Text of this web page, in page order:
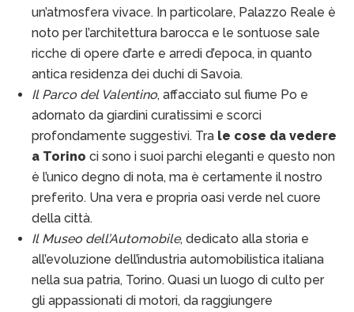
un’atmosfera vivace. In particolare, Palazzo Reale è
noto per l’architettura barocca e le sontuose sale
ricche di opere d’arte e arredi d’epoca, in quanto
antica residenza dei duchi di Savoia.
Il Parco del Valentino, affacciato sul fiume Po e
adornato da giardini curatissimi e scorci
profondamente suggestivi. Tra le cose da vedere
a Torino ci sono i suoi parchi eleganti e questo non
è l’unico degno di nota, ma è certamente il nostro
preferito. Una vera e propria oasi verde nel cuore
della città.
Il Museo dell’Automobile, dedicato alla storia e
all’evoluzione dell’industria automobilistica italiana
nella sua patria, Torino. Quasi un luogo di culto per
gli appassionati di motori, da raggiungere